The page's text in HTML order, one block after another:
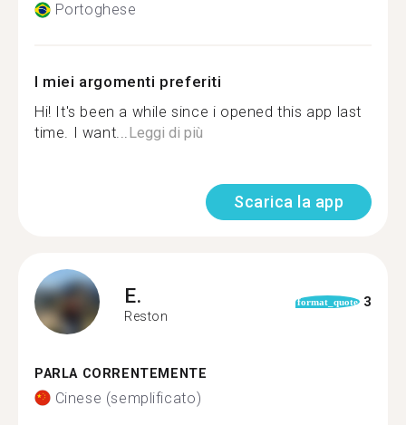
Portoghese
I miei argomenti preferiti
Hi! It's been a while since i opened this app last
time. I want...Leggi di più
Scarica la app
E.
Reston
format_quote 3
PARLA CORRENTEMENTE
Cinese (semplificato)